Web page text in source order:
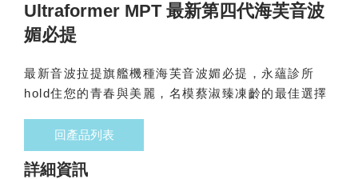
Ultraformer MPT 最新第四代海芙音波
媚必提
最新音波拉提旗艦機種海芙音波媚必提，永蘊診所
hold住您的青春與美麗，名模蔡淑臻凍齡的最佳選擇
回產品列表
詳細資訊